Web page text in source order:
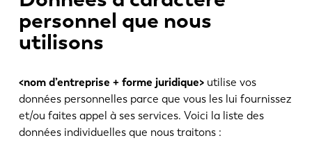
personnel que nous
utilisons
<nom d’entreprise + forme juridique>utilise vos
données personnelles parce que vous les lui fournissez
et/ou faites appel à ses services. Voici la liste des
données individuelles que nous traitons :
MACHINES À CISAILLER
LOGICIELS
À propos de LVD
Actualités